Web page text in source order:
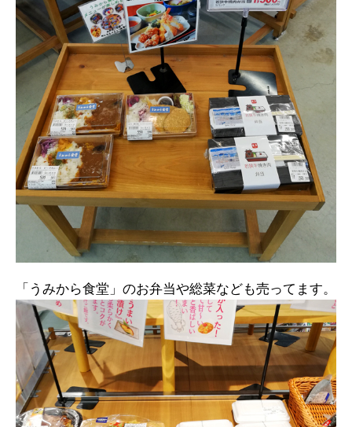
「うみから食堂」のお弁当や総菜なども売ってます。